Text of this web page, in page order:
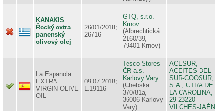
KANAKIS
Řecký extra
panenský
olivový olej
26/01/2018;
26716
GTQ, s.r.o.
Krnov
(Albrechtická
2160/39,
79401 Krnov)
La Espanola
EXTRA
VIRGIN OLIVE
OIL
09.07.2018;
L.19116
Tesco Stores
ČR a.s.
Karlovy Vary
(Chebská
370/81a,
36006 Karlovy
Vary)
ACESUR,
ACEITES DEL
SUR-COOSUR,
S.A., CTRA DE
LA CAROLINA,
29 23220
VILCHES-JAÉN